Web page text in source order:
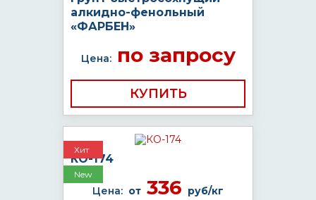
алкидно-фенольный
«ФАРБЕН»
Цена:по запросу
КУПИТЬ
Хит
New
КО-174
Цена: от 336 руб/кг